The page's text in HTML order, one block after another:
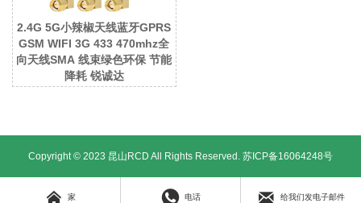
2.4G 5G小辣椒天线蓝牙GPRS
GSM WIFI 3G 433 470mhz全
向天线SMA 线束绿色环保 节能
降耗 锐诚达
Copyright © 2023 昆山RCD All Rights Reserved. 苏ICP备16064248号
 家  电话  给我们发电子邮件